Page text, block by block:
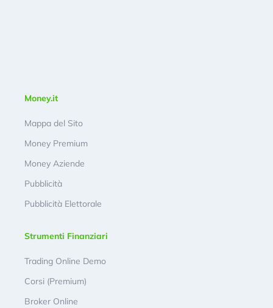
Money.it
Mappa del Sito
Money Premium
Money Aziende
Pubblicità
Pubblicità Elettorale
Strumenti Finanziari
Trading Online Demo
Corsi (Premium)
Broker Online